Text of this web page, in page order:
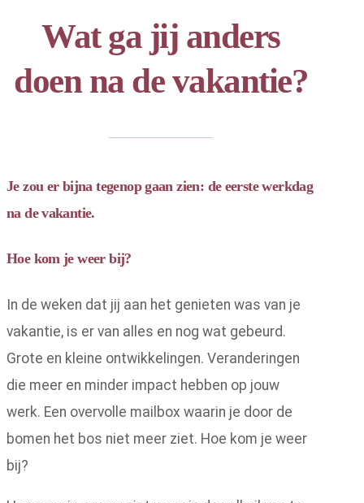
Wat ga jij anders
doen na de vakantie?
Je zou er bijna tegenop gaan zien: de eerste werkdag
na de vakantie.
Hoe kom je weer bij?
In de weken dat jij aan het genieten was van je
vakantie, is er van alles en nog wat gebeurd.
Grote en kleine ontwikkelingen. Veranderingen
die meer en minder impact hebben op jouw
werk. Een overvolle mailbox waarin je door de
bomen het bos niet meer ziet. Hoe kom je weer
bij?